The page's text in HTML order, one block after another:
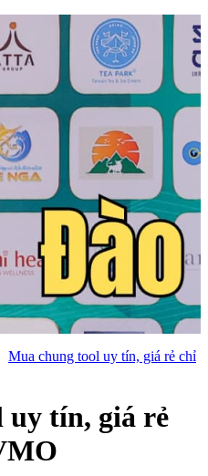
Mua chung tool uy tín, giá rẻ chỉ
uy tín, giá rẻ